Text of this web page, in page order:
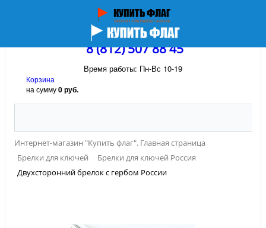
8 (812) 507 88 45
Время работы: Пн-Вс 10-19
Корзина
на сумму0 руб.
Интернет-магазин "Купить флаг". Главная страница
Брелки для ключей
Брелки для ключей Россия
Двухсторонний брелок с гербом России